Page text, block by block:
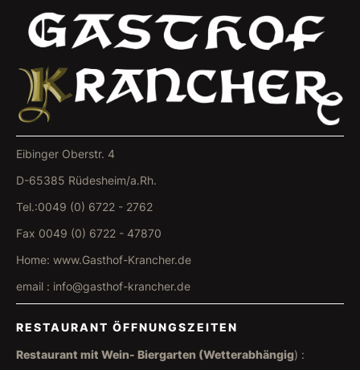
Eibinger Oberstr. 4
D-65385 Rüdesheim/a.Rh.
Tel.:0049 (0) 6722 - 2762
Fax 0049 (0) 6722 - 47870
Home: www.Gasthof-Krancher.de
email : info@gasthof-krancher.de
RESTAURANT ÖFFNUNGSZEITEN
Restaurant mit Wein- Biergarten (Wetterabhängig) :